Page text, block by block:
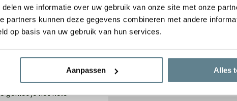
we informatie over uw gebruik van onze site met onze
partners kunnen deze gegevens combineren met andere
op basis van uw gebruik van hun services.
Aanpassen Alles
karakteristieke
in woonkamers,
de boom
Bottle Tree volledig
geniet je het hele
Start chat
Specificaties
Merk